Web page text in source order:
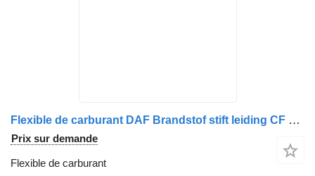
Flexible de carburant DAF Brandstof stift leiding CF XF Euro 6 2147593 pour camion
Prix sur demande
Flexible de carburant